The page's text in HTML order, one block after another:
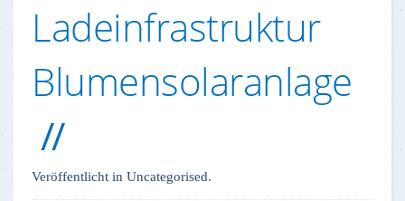
Ladeinfrastruktur
Blumensolaranlage
Veröffentlicht in Uncategorised.